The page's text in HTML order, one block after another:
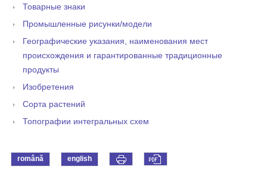
Товарные знаки
Промышленные рисунки/модели
Географические указания, наименования мест
происхождения и гарантированные традиционные
продукты
Изобретения
Сорта растений
Топографии интегральных схем
română english